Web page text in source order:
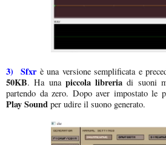
3)Sfxrè una versione semplificata e
50KB. Ha unapiccola libreria di suoni
partendo da zero. Dopo aver impostato le
Play Sound per udire il suono generato.